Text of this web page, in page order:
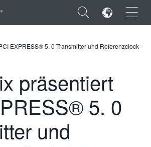
×
EXPRESS® 5. 0 Transmitter und Referenzclock-
präsentiert
5. 0
und